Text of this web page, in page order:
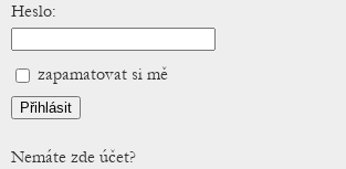
Heslo:
zapamatovat si mě
Nemáte zde účet?